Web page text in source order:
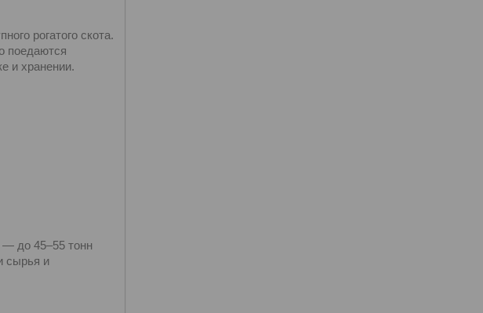
рогатого скота.
поедаются
и хранении.
до 45–55 тонн
сырья и